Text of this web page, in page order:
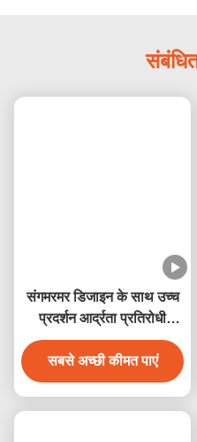
पनरोक दीवार पैनलों
पीवीसी स्नानघर दीवार पैनलों